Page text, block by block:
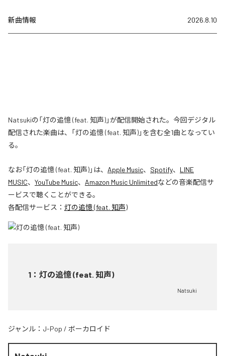
新曲情報 2026.8.10
Natsukiの「灯の追憶 (feat. 知声)」が配信開始された。今回デジタル
配信された楽曲は、「灯の追憶 (feat. 知声)」を含む全1曲となってい
る。
なお「灯の追憶 (feat. 知声)」は、 Apple Music、 Spotify、 LINE
MUSIC、 YouTube Music、 Amazon Music Unlimitedなどの音楽配信サ
ービスで聴くことができる。
各配信サービス： 灯の追憶 (feat. 知声)
1 ： 灯の追憶 (feat. 知声)
Natsuki
ジャンル： J-Pop / ボーカロイド